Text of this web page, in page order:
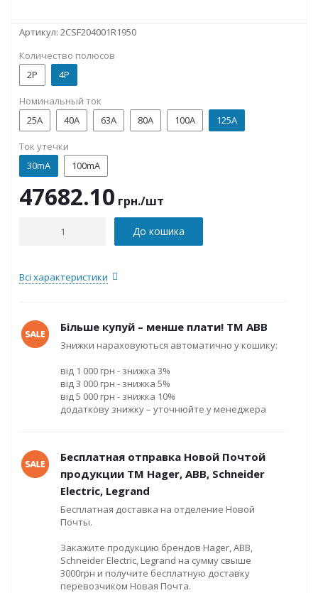
Артикул: 2CSF204001R1950
Количество полюсов
2P
4P
Номинальный ток
25А
40А 63А 80А 100А 125А
Ток утечки
30mA
100mA
47682.10 грн./шт
До кошика
Всі характеристики
Більше купуй – менше плати! ТМ ABB
Знижки нараховуються автоматично у кошику:
від 1 000 грн - знижка 3%
від 3 000 грн - знижка 5%
від 5 000 грн - знижка 10%
додаткову знижку – уточнюйте у менеджера
Бесплатная отправка Новой Почтой
продукции ТМ Hager, ABB, Schneider
Electric, Legrand
Бесплатная доставка на отделение Новой
Почты.
Закажите продукцию брендов Hager, ABB,
Schneider Electric, Legrand на сумму свыше
3000грн и получите бесплатную доставку
перевозчиком Новая Почта.